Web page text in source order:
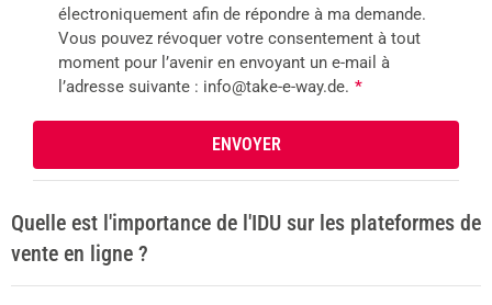
électroniquement afin de répondre à ma demande.
Vous pouvez révoquer votre consentement à tout
moment pour l’avenir en envoyant un e-mail à
l’adresse suivante : info@take-e-way.de. *
Quelle est l'importance de l'IDU sur les plateformes de
vente en ligne ?